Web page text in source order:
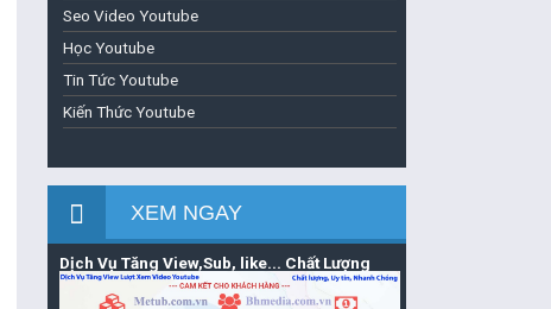
Seo Video Youtube
Học Youtube
Tin Tức Youtube
Kiến Thức Youtube
XEM NGAY
Dịch Vụ Tăng View,Sub, like... Chất Lượng